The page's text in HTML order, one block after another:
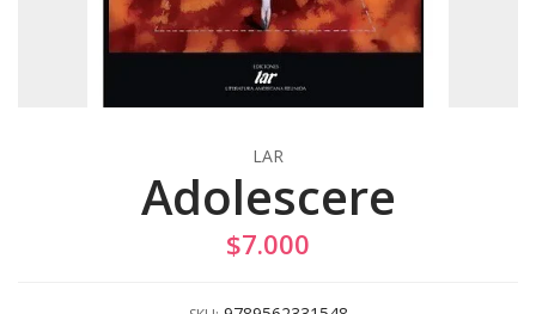
LAR
Adolescere
$7.000